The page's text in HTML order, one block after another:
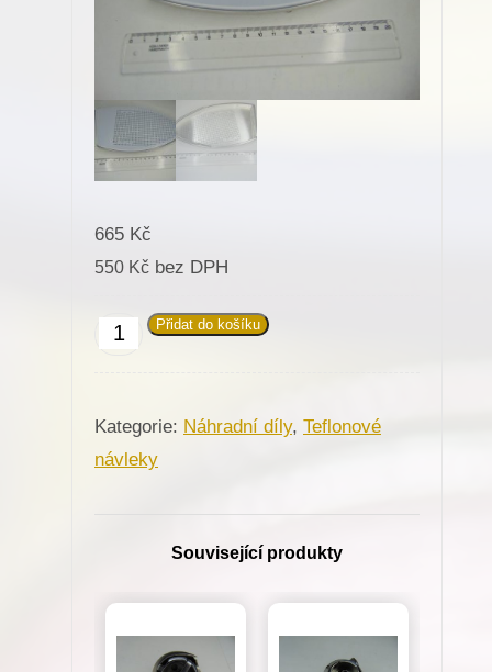
665 Kč
550 Kč bez DPH
Teflonový
žehličku
TREVIL
množství
Přidat do košíku
Kategorie: Náhradní díly, Teflonové
návleky
Související produkty